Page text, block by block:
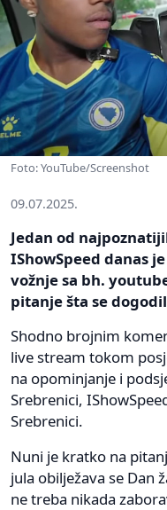
Foto: YouTube/Screenshot
09.07.2025.
Jedan od
IShowSpeed danas
vožnje sa bh.
pitanje šta se
Shodno brojnim
live stream tokom
na opominjanje i
Srebrenici,
Srebrenici.
Nuni je kratko na
jula obilježava se Dan
ne treba nikada